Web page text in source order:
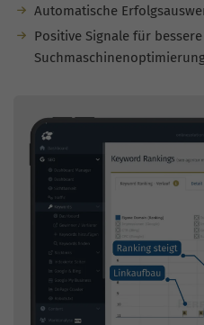
Automatische
Positive Signale für